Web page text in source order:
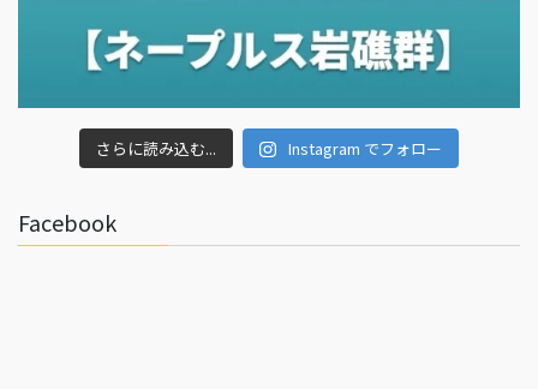
さらに読み込む... Instagram でフォロー
Facebook